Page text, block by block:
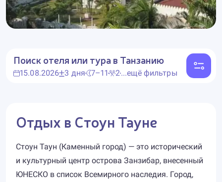
Поиск отеля или турав Танзанию
15.08.2026 3 дня 7–11 2...ещё фильтры
Отдых в Стоун Тауне
Стоун Таун (Каменный город) — это исторический
и культурный центр острова Занзибар, внесенный
ЮНЕСКО в список Всемирного наследия. Город,